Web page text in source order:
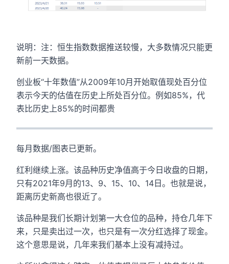
说明：注：恒生指数数据推送较慢，大多数情况只能更
新前一天数据。
创业板“十年数值”从2009年10月开始取值现处百分位
表示今天的估值在历史上所处百分位。例如85%，代
表比历史上85%的时间都贵
每月数据/图表已更新。
红利继续上涨。该品种历史净值高于今日收盘的日期，
只有2021年9月的13、9、15、10、14日。也就是说，
距离历史新高也很近了。
该品种是我们长期计划第一大仓位的品种，持仓几年下
来，只是卖出过一次，也只是有一次分红选择了现金。
这个意思是说，几年来我们基本上没有减持过。